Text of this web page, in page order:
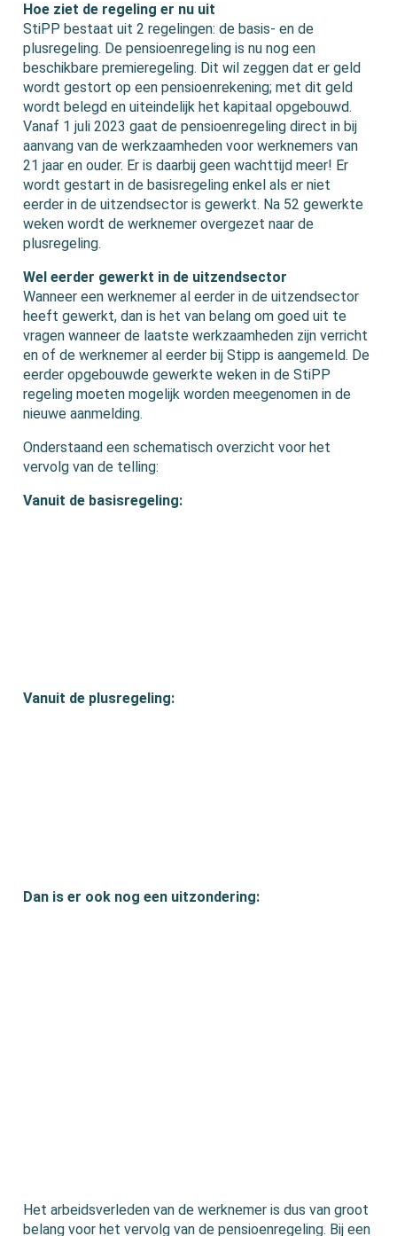
Hoe ziet de regeling er nu uit
StiPP bestaat uit 2 regelingen: de basis- en de
plusregeling. De pensioenregeling is nu nog een
beschikbare premieregeling. Dit wil zeggen dat er geld
wordt gestort op een pensioenrekening; met dit geld
wordt belegd en uiteindelijk het kapitaal opgebouwd.
Vanaf 1 juli 2023 gaat de pensioenregeling direct in bij
aanvang van de werkzaamheden voor werknemers van
21 jaar en ouder. Er is daarbij geen wachttijd meer! Er
wordt gestart in de basisregeling enkel als er niet
eerder in de uitzendsector is gewerkt. Na 52 gewerkte
weken wordt de werknemer overgezet naar de
plusregeling.
Wel eerder gewerkt in de uitzendsector
Wanneer een werknemer al eerder in de uitzendsector
heeft gewerkt, dan is het van belang om goed uit te
vragen wanneer de laatste werkzaamheden zijn verricht
en of de werknemer al eerder bij Stipp is aangemeld. De
eerder opgebouwde gewerkte weken in de StiPP
regeling moeten mogelijk worden meegenomen in de
nieuwe aanmelding.
Onderstaand een schematisch overzicht voor het
vervolg van de telling:
Vanuit de basisregeling:
Vanuit de plusregeling:
Dan is er ook nog een uitzondering:
Het arbeidsverleden van de werknemer is dus van groot
belang voor het vervolg van de pensioenregeling. Bij een